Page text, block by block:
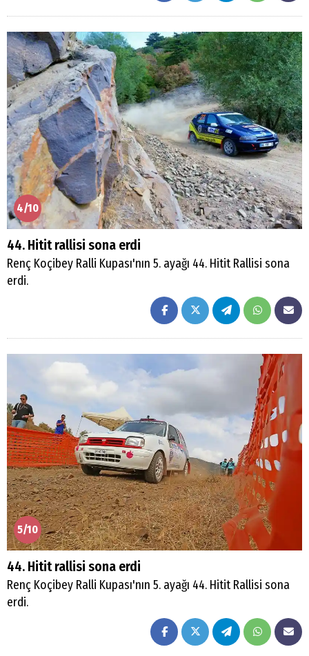
4/10
44. Hitit rallisi sona erdi
Renç Koçibey Ralli Kupası'nın 5. ayağı 44. Hitit Rallisi sona
erdi.
5/10
44. Hitit rallisi sona erdi
Renç Koçibey Ralli Kupası'nın 5. ayağı 44. Hitit Rallisi sona
erdi.